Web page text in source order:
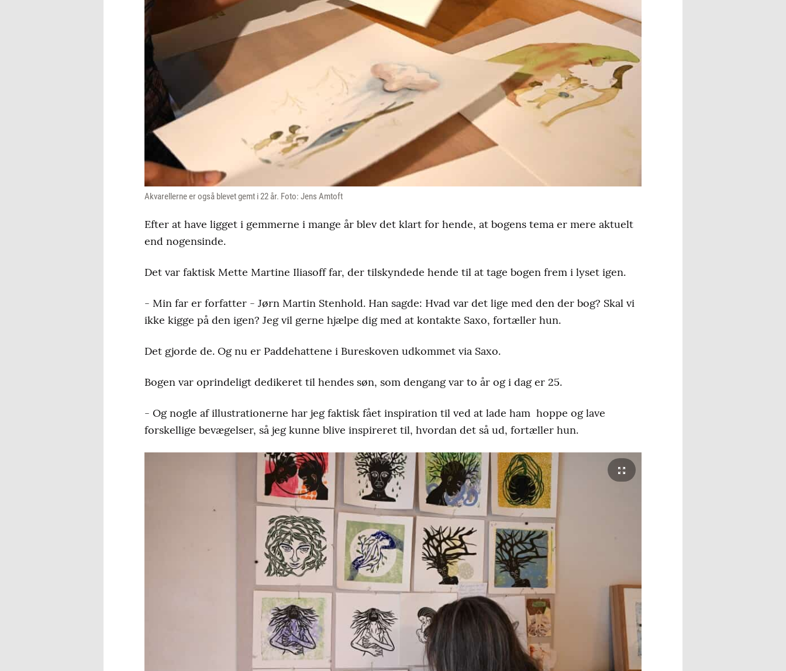
Akvarellerne er også blevet gemt i 22 år. Foto: Jens Amtoft
Efter at have ligget i gemmerne i mange år blev det klart for hende, at bogens tema er mere aktuelt
end nogensinde.
Det var faktisk Mette Martine Iliasoff far, der tilskyndede hende til at tage bogen frem i lyset igen.
- Min far er forfatter - Jørn Martin Stenhold. Han sagde: Hvad var det lige med den der bog? Skal vi
ikke kigge på den igen? Jeg vil gerne hjælpe dig med at kontakte Saxo, fortæller hun.
Det gjorde de. Og nu er Paddehattene i Bureskoven udkommet via Saxo.
Bogen var oprindeligt dedikeret til hendes søn, som dengang var to år og i dag er 25.
- Og nogle af illustrationerne har jeg faktisk fået inspiration til ved at lade ham hoppe og lave
forskellige bevægelser, så jeg kunne blive inspireret til, hvordan det så ud, fortæller hun.